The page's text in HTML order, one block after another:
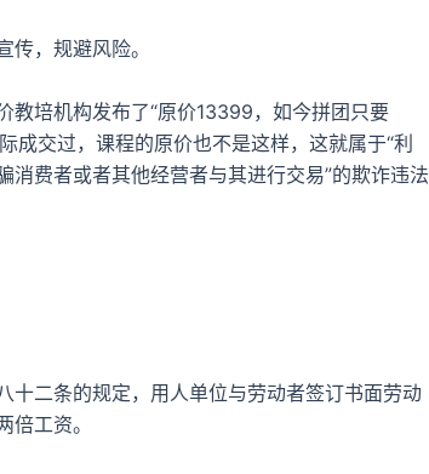
，规避风险。
培机构发布了“原价13399，如今拼团只要
成交过，课程的原价也不是这样，这就属于“利
消费者或者其他经营者与其进行交易”的欺诈违法
二条的规定，用人单位与劳动者签订书面劳动
工资。